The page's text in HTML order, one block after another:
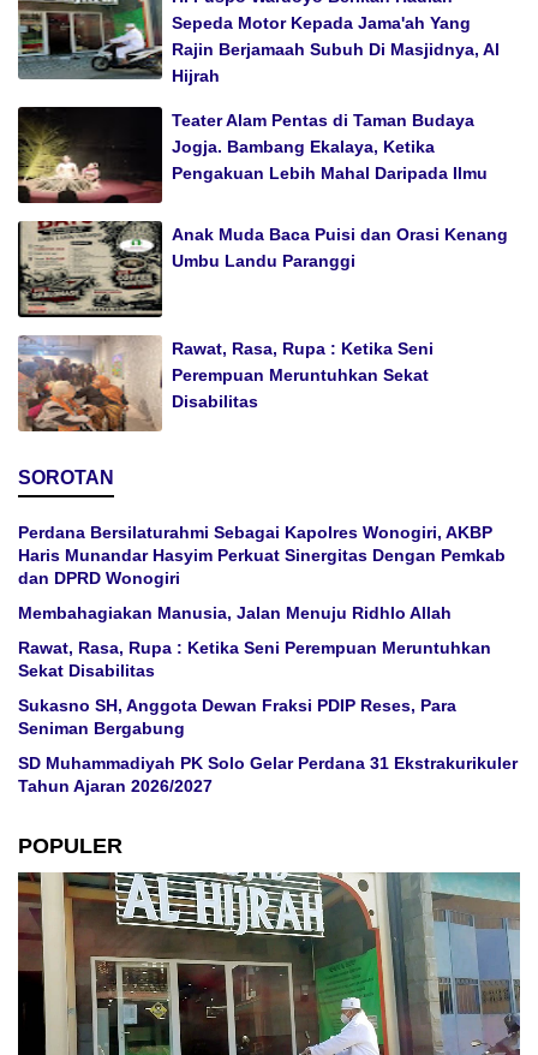
Sepeda Motor Kepada Jama'ah Yang
Rajin Berjamaah Subuh Di Masjidnya, Al
Hijrah
Teater Alam Pentas di Taman Budaya
Jogja. Bambang Ekalaya, Ketika
Pengakuan Lebih Mahal Daripada Ilmu
Anak Muda Baca Puisi dan Orasi Kenang
Umbu Landu Paranggi
Rawat, Rasa, Rupa : Ketika Seni
Perempuan Meruntuhkan Sekat
Disabilitas
SOROTAN
Perdana Bersilaturahmi Sebagai Kapolres Wonogiri, AKBP
Haris Munandar Hasyim Perkuat Sinergitas Dengan Pemkab
dan DPRD Wonogiri
Membahagiakan Manusia, Jalan Menuju Ridhlo Allah
Rawat, Rasa, Rupa : Ketika Seni Perempuan Meruntuhkan
Sekat Disabilitas
Sukasno SH, Anggota Dewan Fraksi PDIP Reses, Para
Seniman Bergabung
SD Muhammadiyah PK Solo Gelar Perdana 31 Ekstrakurikuler
Tahun Ajaran 2026/2027
POPULER